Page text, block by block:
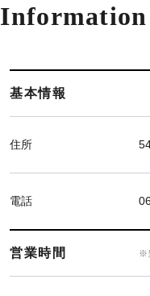
Information
基本情報
住所
電話
営業時間 ※